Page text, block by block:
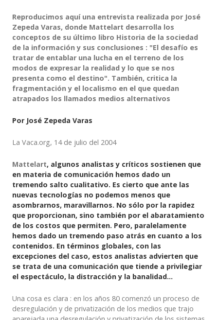
Reproducimos aquí una entrevista realizada por José
Zepeda Varas, donde Mattelart desarrolla los
conceptos de su último libro Historia de la sociedad
de la información y sus conclusiones : "El desafío es
tratar de entablar una lucha en el terreno de los
modos de expresar la realidad y lo que se nos
presenta como el destino". También, critica la
fragmentación y el localismo en el que quedan
atrapados los llamados medios alternativos
Por José Zepeda Varas
La Vaca.org, 14 de julio del 2004
Mattelart, algunos analistas y críticos sostienen que
en materia de comunicación hemos dado un
tremendo salto cualitativo. Es cierto que ante las
nuevas tecnologías no podemos menos que
asombrarnos, maravillarnos. No sólo por la rapidez
que proporcionan, sino también por el abaratamiento
de los costos que permiten. Pero, paralelamente
hemos dado un tremendo paso atrás en cuanto a los
contenidos. En términos globales, con las
excepciones del caso, estos analistas advierten que
se trata de una comunicación que tiende a privilegiar
el espectáculo, la distracción y la banalidad...
Una cosa es clara : en los años 80 comenzó un proceso de
desregulación y de privatización de los medios que trajo